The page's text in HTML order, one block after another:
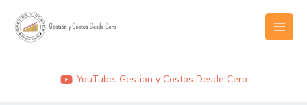
contenido
YouTube. Gestion y Costos Desde Cero